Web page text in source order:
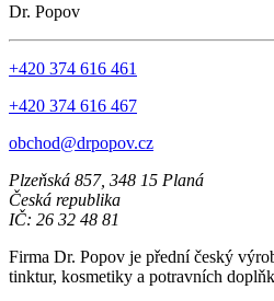
Dr. Popov
+420 374 616 461
+420 374 616 467
obchod@drpopov.cz
Plzeňská 857, 348 15 Planá
Česká republika
IČ: 26 32 48 81
Firma Dr. Popov je přední český
tinktur, kosmetiky a potravních